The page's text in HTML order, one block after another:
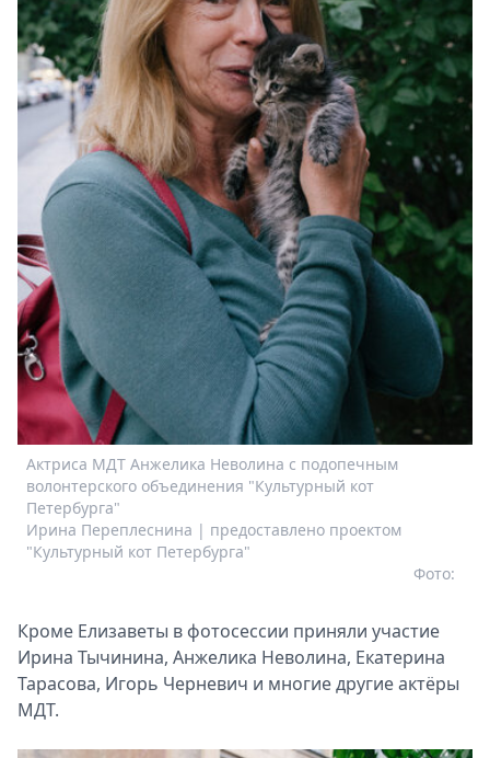
Актриса МДТ Анжелика Неволина с подопечным
волонтерского объединения "Культурный кот
Петербурга"
Ирина Переплеснина | предоставлено проектом
"Культурный кот Петербурга"
Фото:
Кроме Елизаветы в фотосессии приняли участие
Ирина Тычинина, Анжелика Неволина, Екатерина
Тарасова, Игорь Черневич и многие другие актёры
МДТ.